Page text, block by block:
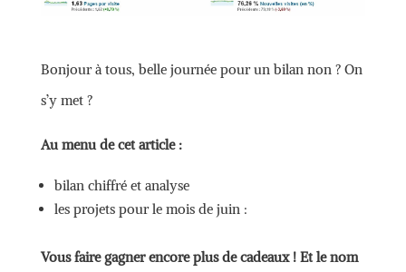
Bonjour à tous, belle journée pour un bilan non ? On
s’y met ?
Au menu de cet article :
bilan chiffré et analyse
les projets pour le mois de juin :
Vous faire gagner encore plus de cadeaux ! Et le nom